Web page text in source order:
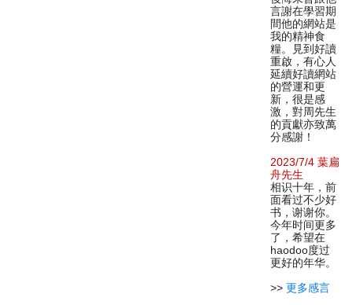
言謝在學習期
間他的網站是
我的精神食
糧。見到好讀
重啟，有心人
延續好讀網站
的營運和更
新，很是感
激，對周先生
的貢獻亦致萬
分感謝！
2023/7/4 葉扁
舟先生
相识十年，前
面看过不少好
书，谢谢你。
今年时间更多
了，希望在
haodoo度过
更好的年华。
>> 更多感言